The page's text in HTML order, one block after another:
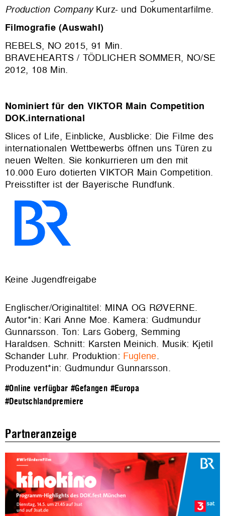
Production CompanyKurz- und Dokumentarfilme.
Filmografie (Auswahl)
REBELS, NO 2015, 91 Min.
BRAVEHEARTS / TÖDLICHER SOMMER, NO/SE
2012, 108 Min.
Nominiert für den VIKTOR Main Competition
DOK.international
Slices of Life, Einblicke, Ausblicke: Die Filme des
internationalen Wettbewerbs öffnen uns Türen zu
neuen Welten. Sie konkurrieren um den mit
10.000 Euro dotierten VIKTOR Main Competition.
Preisstifter ist der Bayerische Rundfunk.
Keine Jugendfreigabe
Englischer/Originaltitel: MINA OG RØVERNE.
Autor*in: Kari Anne Moe. Kamera: Gudmundur
Gunnarsson. Ton: Lars Goberg, Semming
Haraldsen. Schnitt: Karsten Meinich. Musik: Kjetil
Schander Luhr. Produktion: Fuglene.
Produzent*in: Gudmundur Gunnarsson.
#Online verfügbar #Gefangen #Europa
#Deutschlandpremiere
Partneranzeige